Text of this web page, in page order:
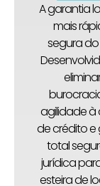
A garantia
mais
segura do
agilidade à
de crédito e
total
jurídica
esteira de